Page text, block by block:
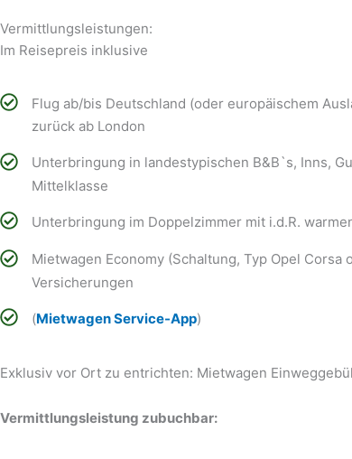
Vermittlungsleistungen:​
Im Reisepreis inklusive​
Flug ab/bis Deutschland (oder europäischem
zurück ab London
Unterbringung in landestypischen B&B`s, Inns,
Mittelklasse
Unterbringung im Doppelzimmer mit i.d.R.
Mietwagen Economy (Schaltung, Typ Opel Corsa
Versicherungen
(Mietwagen Service-App)
Exklusiv vor Ort zu entrichten: Mietwagen
Vermittlungsleistung zubuchbar: